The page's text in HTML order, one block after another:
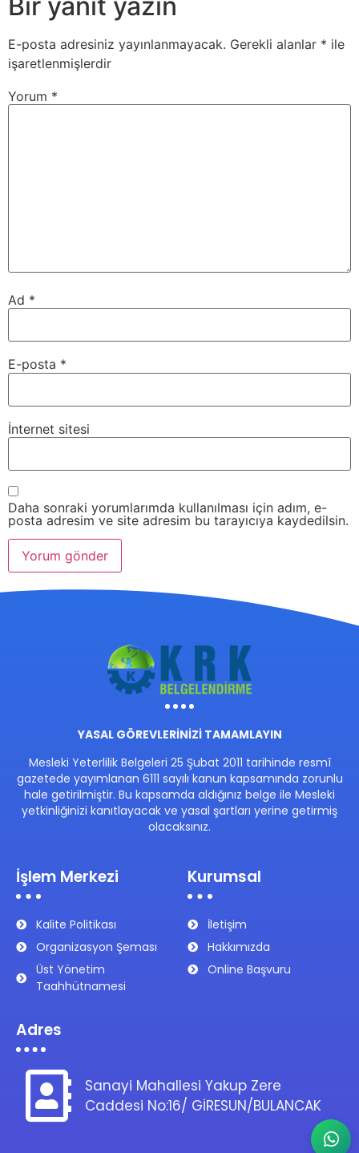
Bir yanıt yazın
E-posta adresiniz yayınlanmayacak. Gerekli alanlar * ile
işaretlenmişlerdir
Yorum *
Ad *
E-posta *
İnternet sitesi
Daha sonraki yorumlarımda kullanılması için adım, e-
posta adresim ve site adresim bu tarayıcıya kaydedilsin.
YASAL GÖREVLERİNİZİ TAMAMLAYIN
Mesleki Yeterlilik Belgeleri 25 Şubat 2011 tarihinde resmî
gazetede yayımlanan 6111 sayılı kanun kapsamında zorunlu
hale getirilmiştir. Bu kapsamda aldığınız belge ile Mesleki
yetkinliğinizi kanıtlayacak ve yasal şartları yerine getirmiş
olacaksınız.
İşlem Merkezi
Kalite Politikası
Organizasyon Şeması
Üst Yönetim
Taahhütnamesi
Kurumsal
İletişim
Hakkımızda
Online Başvuru
Adres
Sanayi Mahallesi Yakup Zere
Caddesi No:16/ GİRESUN/BULANCAK